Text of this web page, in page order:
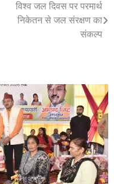
विश्व जल दिवस पर परमार्थ
निकेतन से जल संरक्षण का
संकल्प